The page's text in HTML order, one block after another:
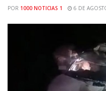
POR 1000 NOTICIAS 1 6 DE